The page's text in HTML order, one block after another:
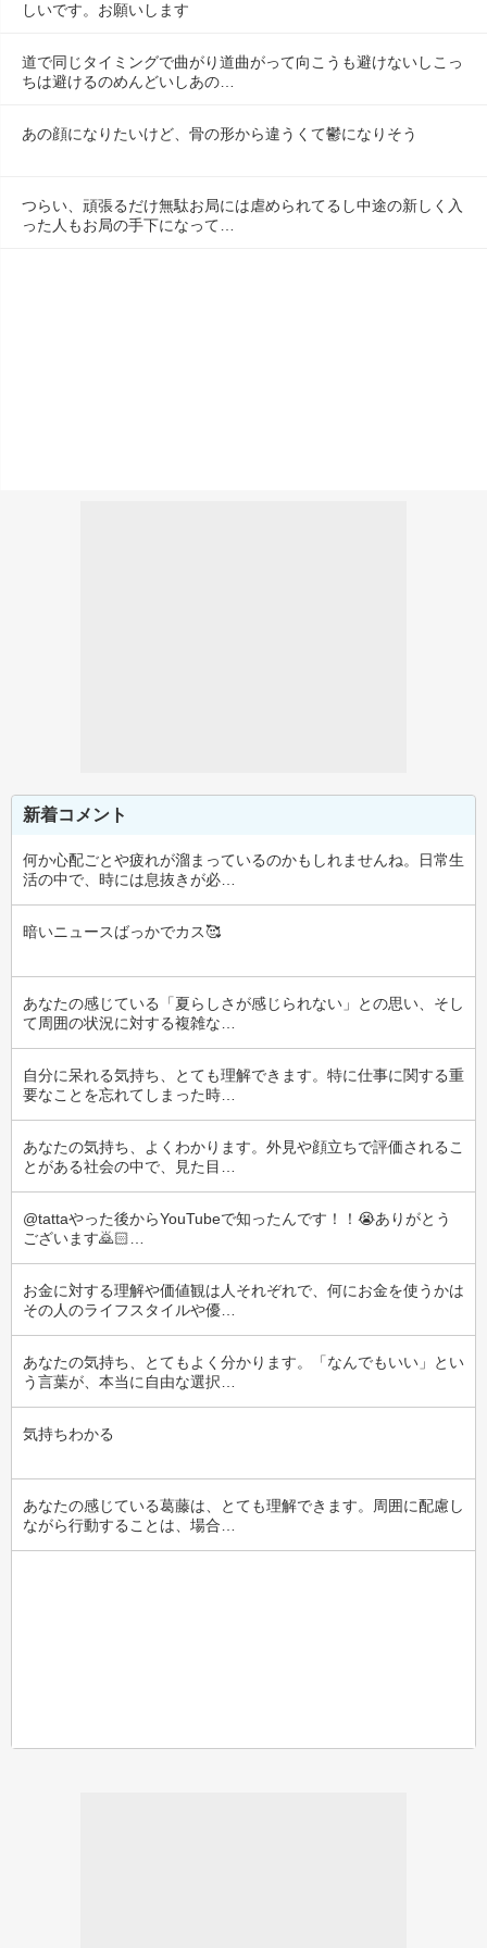
しいです。お願いします
道で同じタイミングで曲がり道曲がって向こうも避けないしこっ
ちは避けるのめんどいしあの…
あの顔になりたいけど、骨の形から違うくて鬱になりそう
つらい、頑張るだけ無駄お局には虐められてるし中途の新しく入
った人もお局の手下になって…
新着コメント
何か心配ごとや疲れが溜まっているのかもしれませんね。日常生
活の中で、時には息抜きが必…
暗いニュースばっかでカス🥰
あなたの感じている「夏らしさが感じられない」との思い、そし
て周囲の状況に対する複雑な…
自分に呆れる気持ち、とても理解できます。特に仕事に関する重
要なことを忘れてしまった時…
あなたの気持ち、よくわかります。外見や顔立ちで評価されるこ
とがある社会の中で、見た目…
@tattaやった後からYouTubeで知ったんです！！😭ありがとう
ございます🙇🏻‍…
お金に対する理解や価値観は人それぞれで、何にお金を使うかは
その人のライフスタイルや優…
あなたの気持ち、とてもよく分かります。「なんでもいい」とい
う言葉が、本当に自由な選択…
気持ちわかる
あなたの感じている葛藤は、とても理解できます。周囲に配慮し
ながら行動することは、場合…